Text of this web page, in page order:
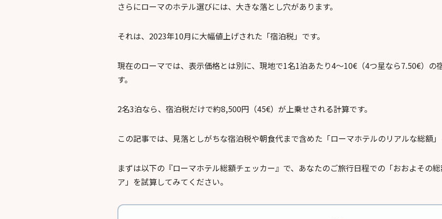
さらにローマのホテル選びには、大きな落とし穴があります。
それは、2023年10月に大幅値上げされた「宿泊税」です。
現在のローマでは、表示価格とは別に、現地で1名1泊あたり4〜10€（4つ星なら7.50€）の
す。
2名3泊なら、宿泊税だけで約8,500円（45€）が上乗せされる計算です。
この記事では、見落としがちな宿泊税や朝食代まで含めた「ローマホテルのリアルな総額
まずは以下の『ローマホテル総額チェッカー』で、あなたのご旅行日程での「おおよその
ア」を試算してみてください。